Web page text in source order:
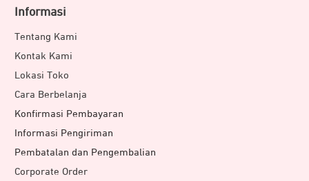
Informasi
Tentang Kami
Kontak Kami
Lokasi Toko
Cara Berbelanja
Konfirmasi Pembayaran
Informasi Pengiriman
Pembatalan dan Pengembalian
Corporate Order